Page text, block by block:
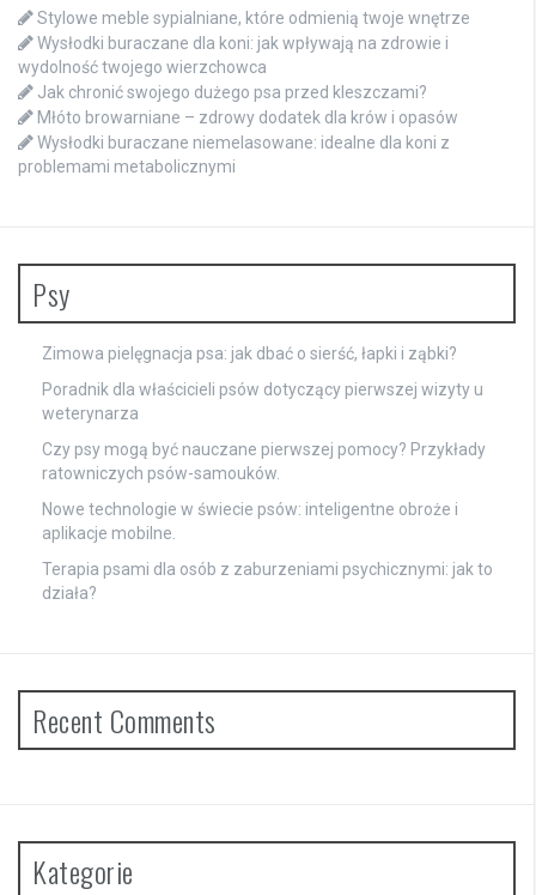
Stylowe meble sypialniane, które odmienią twoje wnętrze
Wysłodki buraczane dla koni: jak wpływają na zdrowie i
wydolność twojego wierzchowca
Jak chronić swojego dużego psa przed kleszczami?
Młóto browarniane – zdrowy dodatek dla krów i opasów
Wysłodki buraczane niemelasowane: idealne dla koni z
problemami metabolicznymi
Psy
Zimowa pielęgnacja psa: jak dbać o sierść, łapki i ząbki?
Poradnik dla właścicieli psów dotyczący pierwszej wizyty u
weterynarza
Czy psy mogą być nauczane pierwszej pomocy? Przykłady
ratowniczych psów-samouków.
Nowe technologie w świecie psów: inteligentne obroże i
aplikacje mobilne.
Terapia psami dla osób z zaburzeniami psychicznymi: jak to
działa?
Recent Comments
Kategorie